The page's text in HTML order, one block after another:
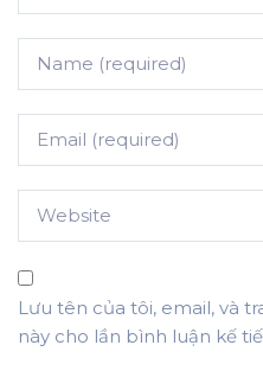
Lưu tên của tôi, email, và
này cho lần bình luận kế